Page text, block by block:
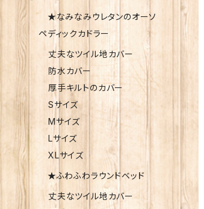
★なみなみウレタンのオーソ
ペディックカドラー
丈夫なツイル地カバー
防水カバー
厚手キルトのカバー
Sサイズ
Mサイズ
Lサイズ
XLサイズ
★ふわふわラウンドベッド
丈夫なツイル地カバー